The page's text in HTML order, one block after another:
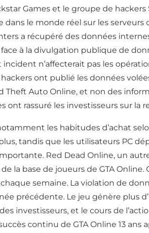
Games et le groupe de
le monde réel sur les serveurs
a récupéré des données
à la divulgation publique de
n’affecterait pas les
ont publié les données
Auto Online, et non des
rassuré les investisseurs sur la
les habitudes d’achat
tandis que les utilisateurs PC
Red Dead Online, un
la base de joueurs de GTA Online.
semaine. La violation de
précédente. Le jeu génère plus
investisseurs, et le cours de
continu de GTA Online 13